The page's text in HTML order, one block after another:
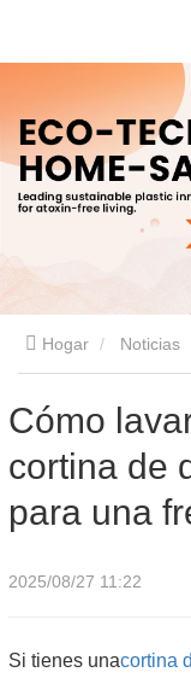
Hogar Noticias
y mantener una
duradera
Cómo
cortina de
para una
2025/08/27 11:22
Si tienes unacortina